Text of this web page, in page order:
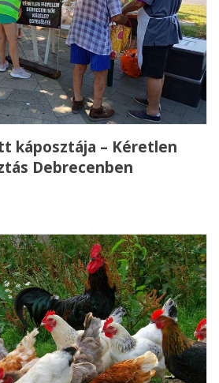
káposztája – Kéretlen
Debrecenben